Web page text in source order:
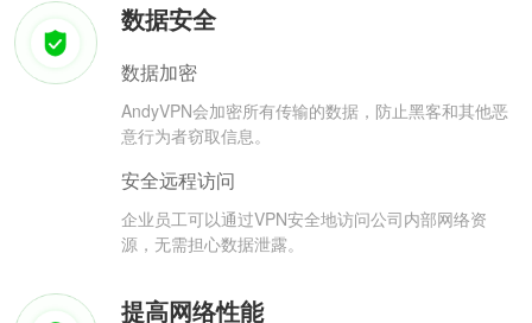
数据安全
数据加密
AndyVPN会加密所有传输的数据，防止黑客和其他恶
意行为者窃取信息。
安全远程访问
企业员工可以通过VPN安全地访问公司内部网络资
源，无需担心数据泄露。
提高网络性能